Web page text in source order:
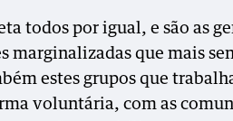
todos por igual, e são as
marginalizadas que mais
estes grupos que
voluntária, com as